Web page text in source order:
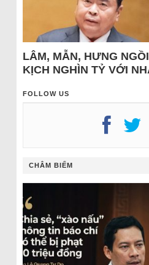
LÂM, MẪN, HƯNG
KỊCH NGHÌN TỶ VỚI
FOLLOW US
CHÂM BIẾM